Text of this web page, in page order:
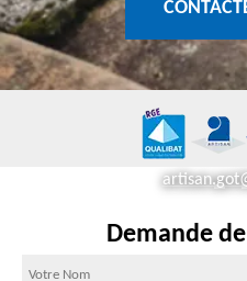
Demande